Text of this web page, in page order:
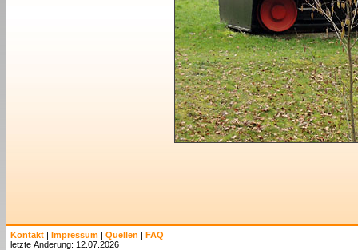
Kontakt | Impressum | Quellen | FAQ
letzte Änderung: 12.07.2026